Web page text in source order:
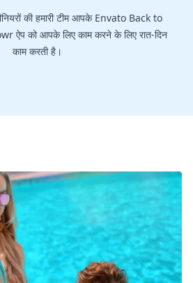
की हमारी टीम आपके Envato Back to
ऐप को आपके लिए काम करने के लिए रात-दिन
काम करती है।